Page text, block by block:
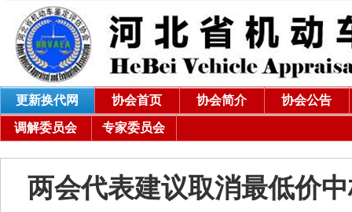
更新换代网 协会首页 协会简介 协会公告
调解委员会 专家委员会
两会代表建议取消最低价